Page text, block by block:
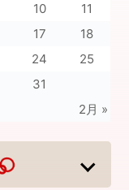
2月 »
10
11
17
18
24
25
31